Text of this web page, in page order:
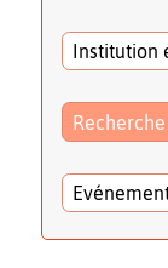
Institution